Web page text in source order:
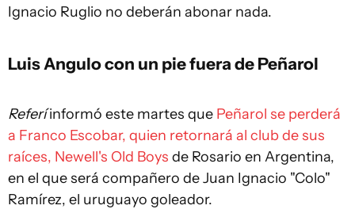
Ignacio Ruglio no deberán abonar nada.
Luis Angulo con un pie fuera de Peñarol
Referíinformó este martes que Peñarol se perderá
a Franco Escobar, quien retornará al club de sus
raíces, Newell's Old Boys de Rosario en Argentina,
en el que será compañero de Juan Ignacio "Colo"
Ramírez, el uruguayo goleador.